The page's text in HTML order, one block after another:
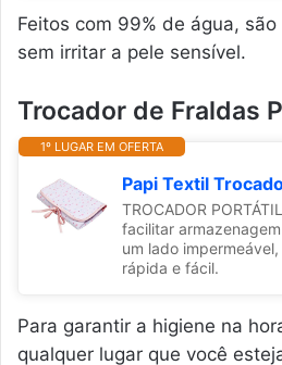
Feitos com 99% de água,
sem irritar a pele sensível.
Trocador de Fraldas
1º LUGAR EM OFERTA
TROCADOR
facilitar
um lado
rápida e fácil.
Para garantir a higiene na
qualquer lugar que você